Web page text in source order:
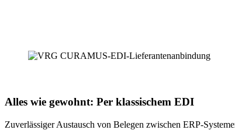
Alles wie gewohnt: Per klassischem EDI
Zuverlässiger Austausch von Belegen zwischen ERP-